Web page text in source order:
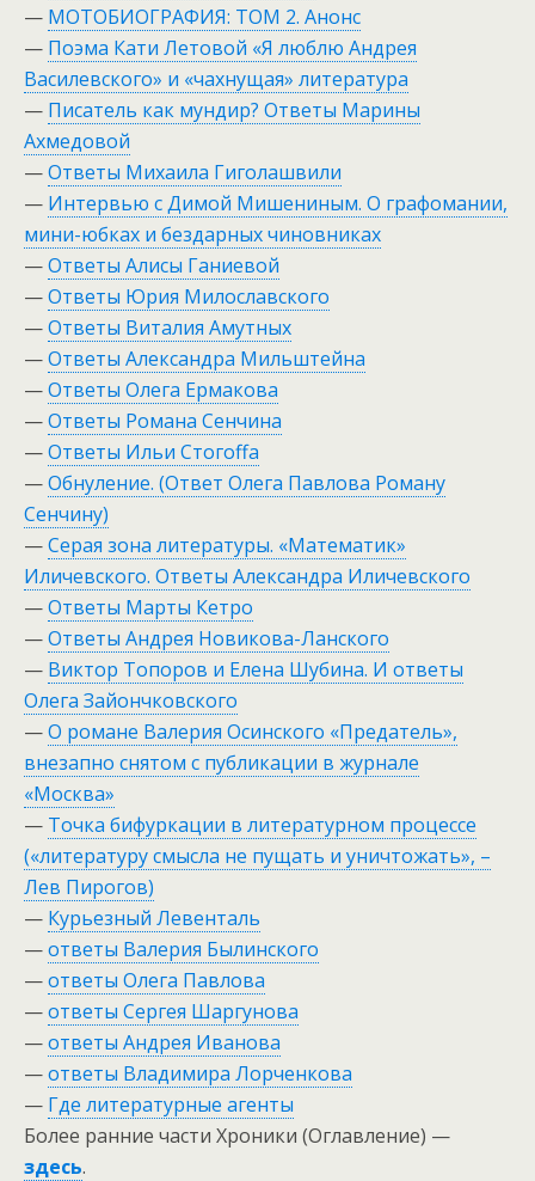
— МОТОБИОГРАФИЯ: ТОМ 2. Анонс
— Поэма Кати Летовой «Я люблю Андрея
Василевского» и «чахнущая» литература
— Писатель как мундир? Ответы Марины
Ахмедовой
—Ответы Михаила Гиголашвили
— Интервью с Димой Мишениным. О графомании,
мини-юбках и бездарных чиновниках
—Ответы Алисы Ганиевой
—Ответы Юрия Милославского
—Ответы Виталия Амутных
—Ответы Александра Мильштейна
—Ответы Олега Ермакова
—Ответы Романа Сенчина
—Ответы Ильи Стогоffа
—Обнуление. (Ответ Олега Павлова Роману
Сенчину)
—Серая зона литературы. «Математик»
Иличевского. Ответы Александра Иличевского
—Ответы Марты Кетро
—Ответы Андрея Новикова-Ланского
— Виктор Топоров и Елена Шубина. И ответы
Олега Зайончковского
—О романе Валерия Осинского «Предатель»,
внезапно снятом с публикации в журнале
«Москва»
— Точка бифуркации в литературном процессе
(«литературу смысла не пущать и уничтожать», –
Лев Пирогов)
— Курьезный Левенталь
—ответы Валерия Былинского
—ответы Олега Павлова
—ответы Сергея Шаргунова
—ответы Андрея Иванова
—ответы Владимира Лорченкова
— Где литературные агенты
Более ранние части Хроники (Оглавление) —
здесь.